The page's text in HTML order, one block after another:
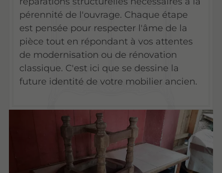
pérennité de l'ouvrage. Chaque étape
est pensée pour respecter l'âme de la
pièce tout en répondant à vos attentes
de modernisation ou de rénovation
classique. C'est ici que se dessine la
future identité de votre mobilier ancien.